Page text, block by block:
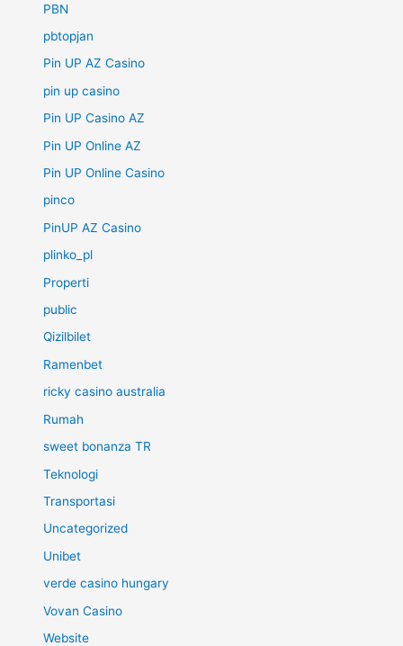
PBN
pbtopjan
Pin UP AZ Casino
pin up casino
Pin UP Casino AZ
Pin UP Online AZ
Pin UP Online Casino
pinco
PinUP AZ Casino
plinko_pl
Properti
public
Qizilbilet
Ramenbet
ricky casino australia
Rumah
sweet bonanza TR
Teknologi
Transportasi
Uncategorized
Unibet
verde casino hungary
Vovan Casino
Website